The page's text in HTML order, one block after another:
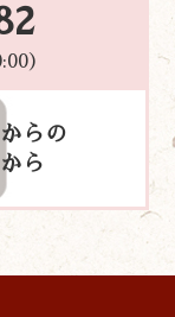
）
らの
ら